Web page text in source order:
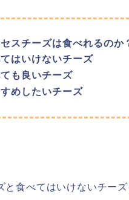
スチーズは食べれるのか
はいけないチーズ
も良いチーズ
めしたいチーズ
と食べてはいけないチー